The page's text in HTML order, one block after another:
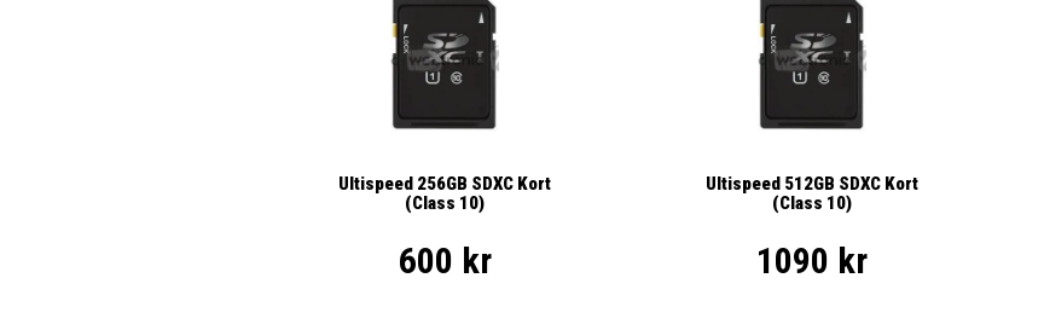
Ultispeed 256GB SDXC Kort
(Class 10)
600 kr
Ultispeed 512GB SDXC Kort
(Class 10)
1090 kr